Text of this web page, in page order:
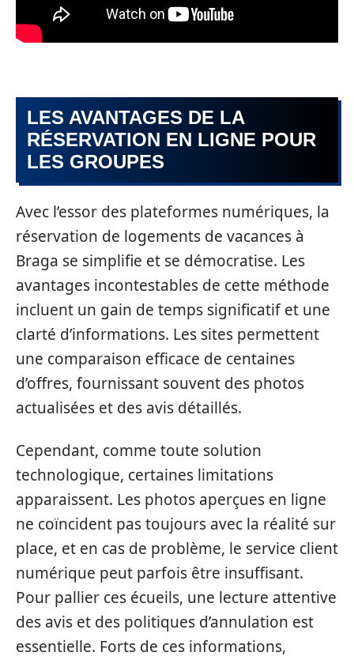
LES AVANTAGES DE LA
RÉSERVATION EN LIGNE POUR
LES GROUPES
Avec l’essor des plateformes numériques, la
réservation de logements de vacances à
Braga se simplifie et se démocratise. Les
avantages incontestables de cette méthode
incluent un gain de temps significatif et une
clarté d’informations. Les sites permettent
une comparaison efficace de centaines
d’offres, fournissant souvent des photos
actualisées et des avis détaillés.
Cependant, comme toute solution
technologique, certaines limitations
apparaissent. Les photos aperçues en ligne
ne coïncident pas toujours avec la réalité sur
place, et en cas de problème, le service client
numérique peut parfois être insuffisant.
Pour pallier ces écueils, une lecture attentive
des avis et des politiques d’annulation est
essentielle. Forts de ces informations,